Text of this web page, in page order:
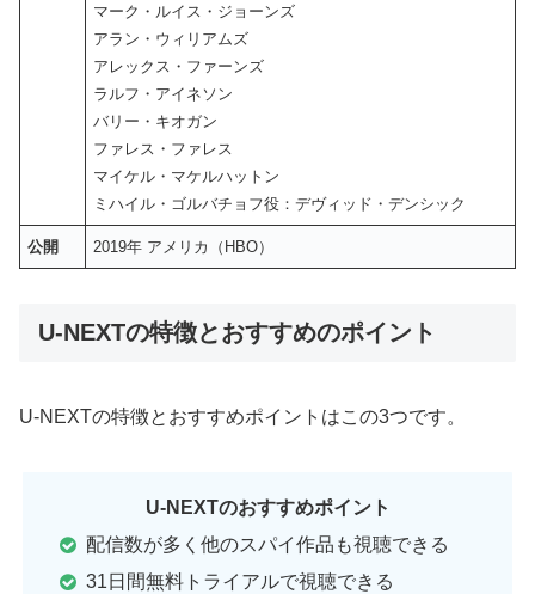
マーク・ルイス・ジョーンズ
アラン・ウィリアムズ
アレックス・ファーンズ
ラルフ・アイネソン
バリー・キオガン
ファレス・ファレス
マイケル・マケルハットン
ミハイル・ゴルバチョフ役：デヴィッド・デンシック
公開 2019年 アメリカ（HBO）
U-NEXTの特徴とおすすめのポイント
U-NEXTの特徴とおすすめポイントはこの3つです。
U-NEXTのおすすめポイント
配信数が多く他のスパイ作品も視聴できる
31日間無料トライアルで視聴できる